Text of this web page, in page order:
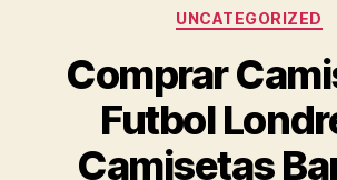
Categorías
UNCATEGORIZED
Comprar
Futbol
Camisetas